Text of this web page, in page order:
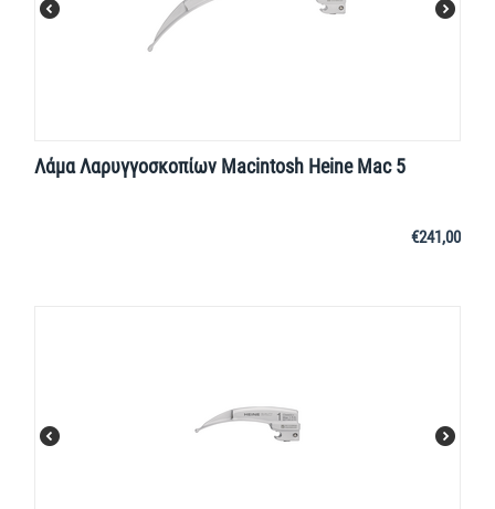
Λάμα Λαρυγγοσκοπίων Macintosh Heine Mac 5
€241,00